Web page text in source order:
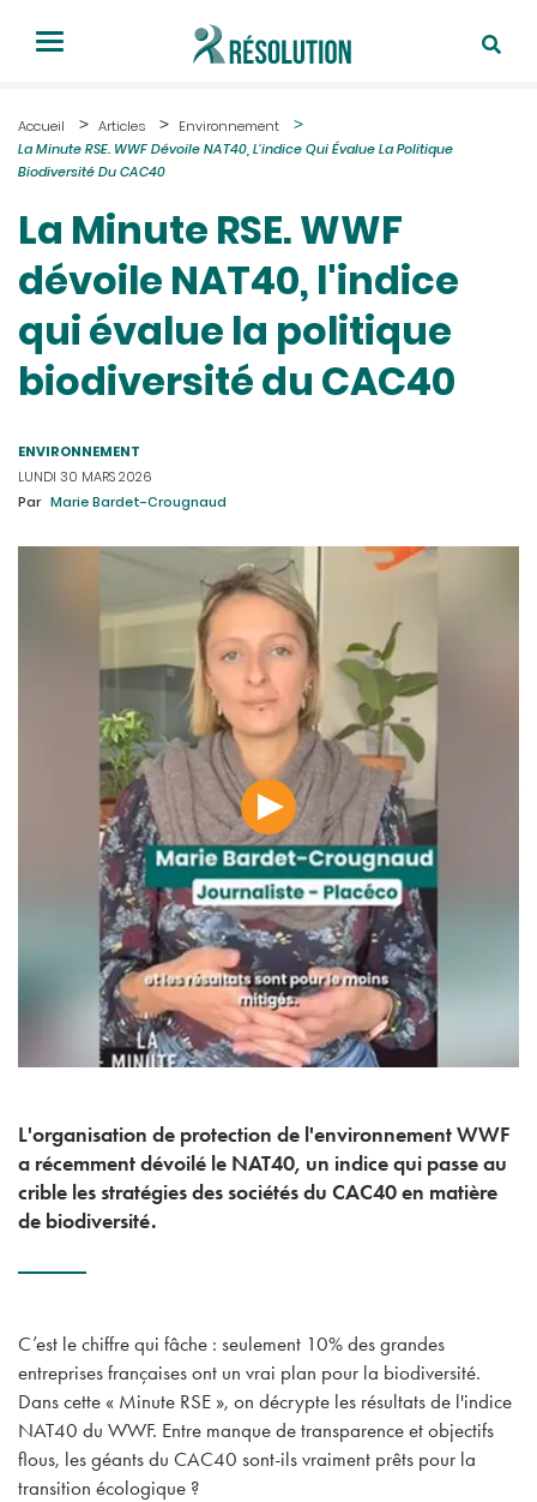
Accueil Articles
Environnement
La Minute RSE. WWF Dévoile NAT40, L'indice Qui Évalue La Politique
Biodiversité Du CAC40
La Minute RSE. WWF
dévoile NAT40, l'indice
qui évalue la politique
biodiversité du CAC40
ENVIRONNEMENT
LUNDI 30 MARS 2026
Par Marie Bardet-Crougnaud
L'organisation de protection de l'environnement WWF
a récemment dévoilé le NAT40, un indice qui passe au
crible les stratégies des sociétés du CAC40 en matière
de biodiversité.
C’est le chiffre qui fâche : seulement 10% des grandes
entreprises françaises ont un vrai plan pour la biodiversité.
Dans cette « Minute RSE », on décrypte les résultats de l'indice
NAT40 du WWF. Entre manque de transparence et objectifs
flous, les géants du CAC40 sont-ils vraiment prêts pour la
transition écologique ?